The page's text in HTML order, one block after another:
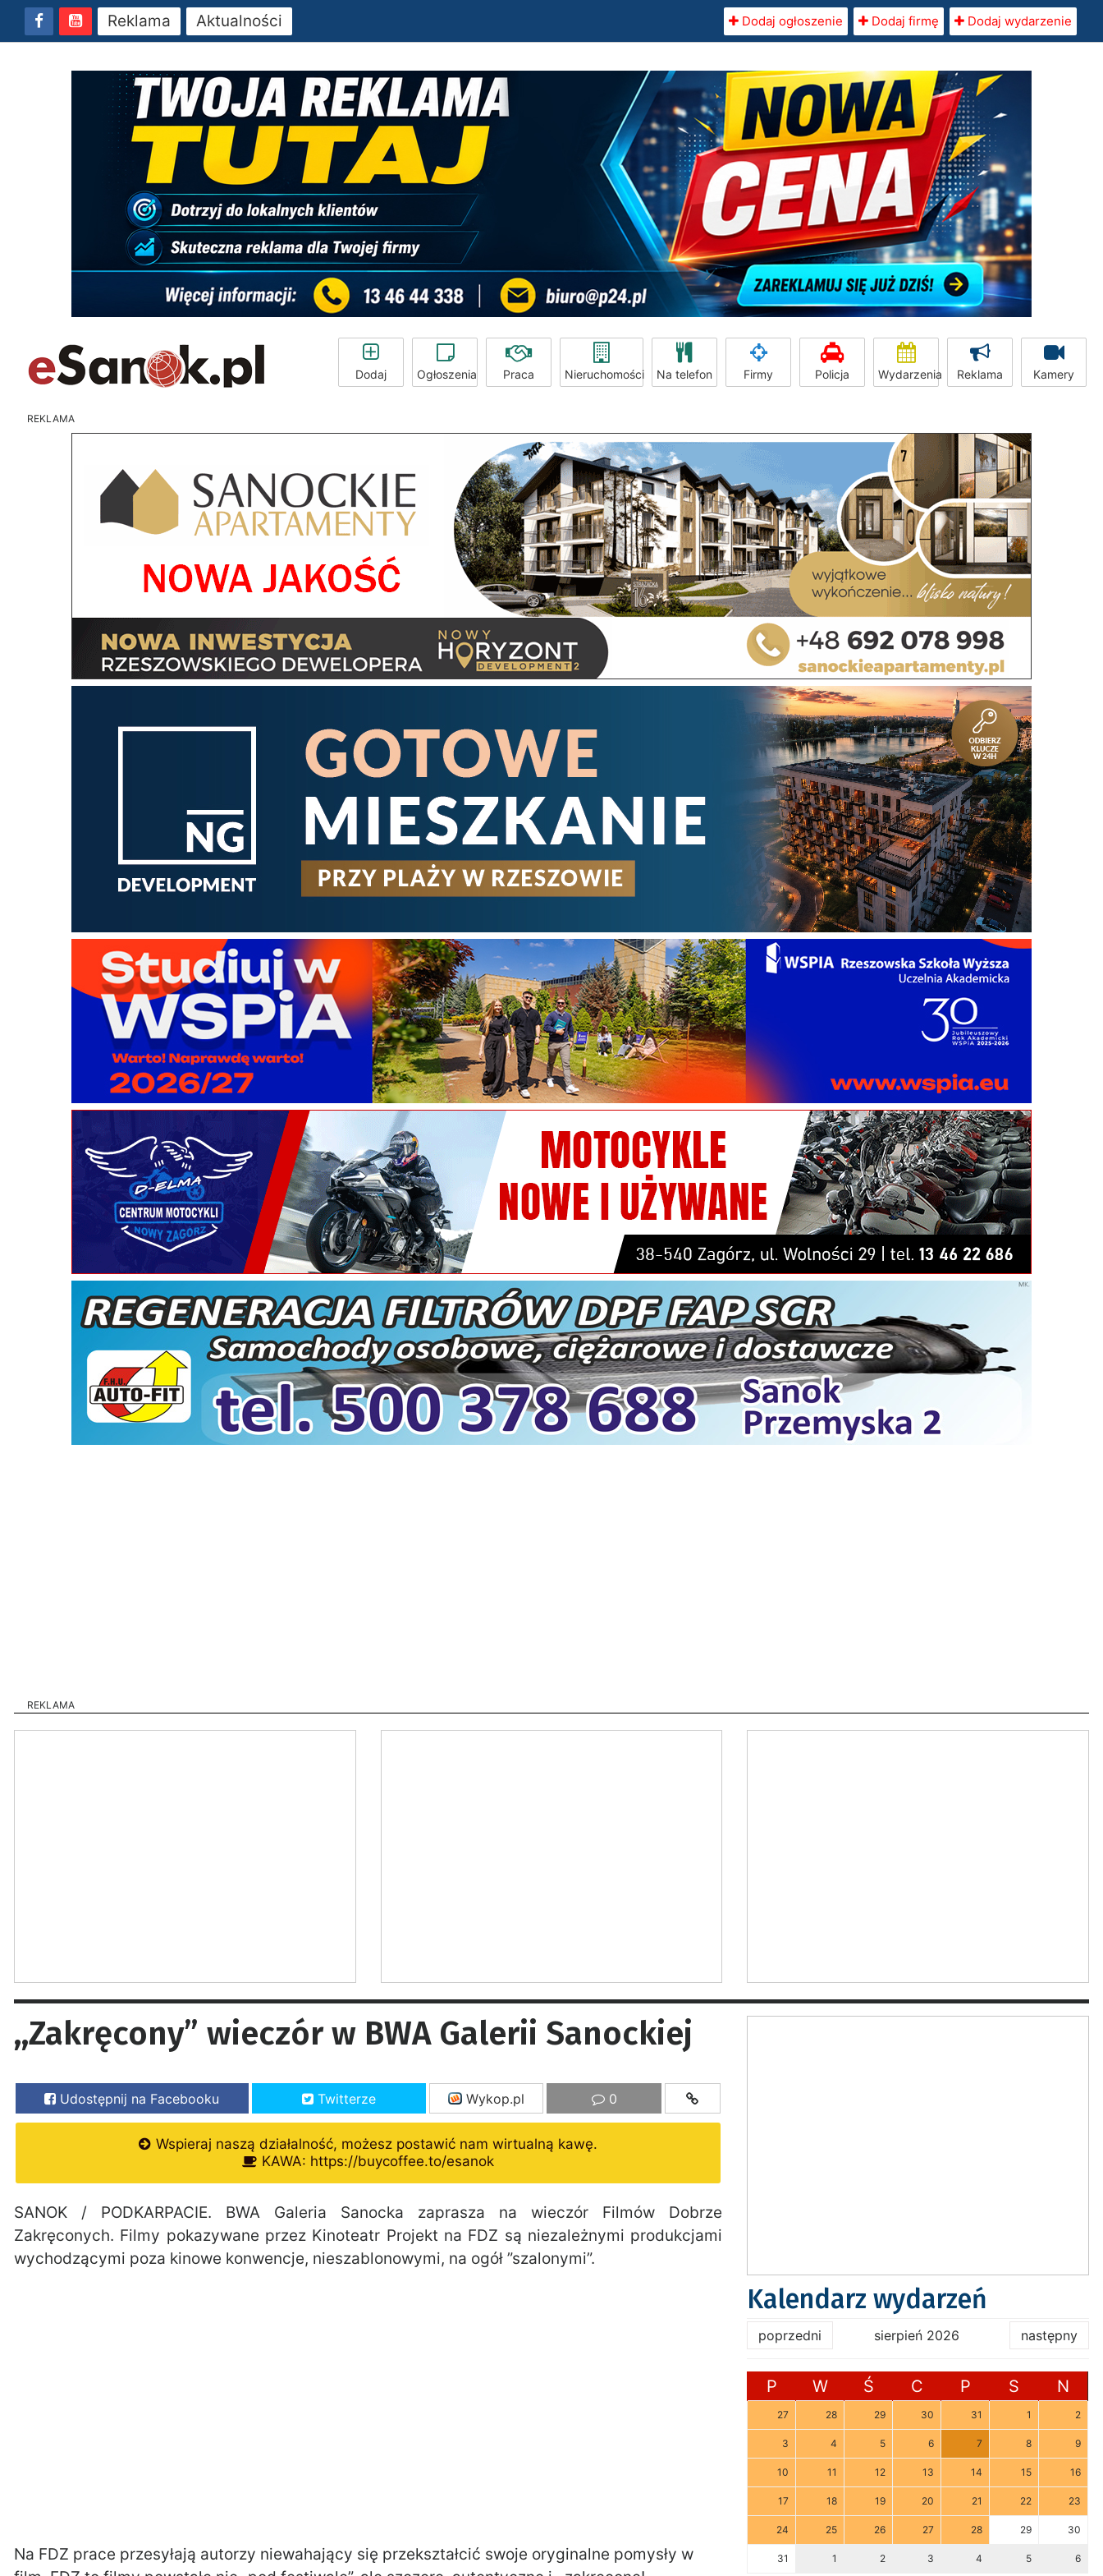
Reklama Aktualności Dodaj ogłoszenie Dodaj firmę Dodaj wydarzenie
Dodaj Ogłoszenia Praca Nieruchomości Na telefon Firmy Policja Wydarzenia Reklama Kamery
REKLAMA
REKLAMA
,,Zakręcony” wieczór w BWA Galerii Sanockiej
Udostępnij na Facebooku Twitterze Wykop.pl 0
Wspieraj naszą działalność, możesz postawić nam wirtualną kawę.
KAWA: https://buycoffee.to/esanok
SANOK / PODKARPACIE. BWA Galeria Sanocka zaprasza na wieczór Filmów Dobrze
Zakręconych. Filmy pokazywane przez Kinoteatr Projekt na FDZ są niezależnymi produkcjami
wychodzącymi poza kinowe konwencje, nieszablonowymi, na ogół ”szalonymi”.
Na FDZ prace przesyłają autorzy niewahający się przekształcić swoje oryginalne pomysły w
Kalendarz wydarzeń
poprzedni sierpień 2026 następny
P W Ś C P S N
27 28 29 30 31 1 2
3 4 5 6 7 8 9
10 11 12 13 14 15 16
17 18 19 20 21 22 23
24 25 26 27 28 29 30
31 1 2 3 4 5 6